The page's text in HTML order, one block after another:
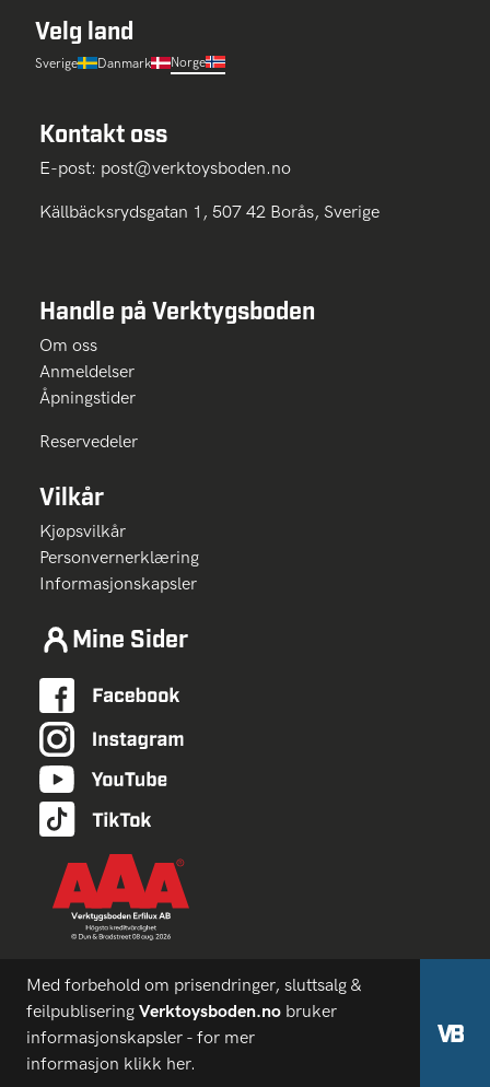
Velg land
Sverige Danmark Norge
Kontakt oss
E-post: post@verktoysboden.no
Källbäcksrydsgatan 1, 507 42 Borås, Sverige
Handle på Verktygsboden
Om oss
Anmeldelser
Åpningstider
Reservedeler
Vilkår
Kjøpsvilkår
Personvernerklæring
Informasjonskapsler
Mine Sider
Med forbehold om prisendringer, sluttsalg &
feilpublisering Verktoysboden.no bruker
informasjonskapsler - for mer
informasjon klikk her.